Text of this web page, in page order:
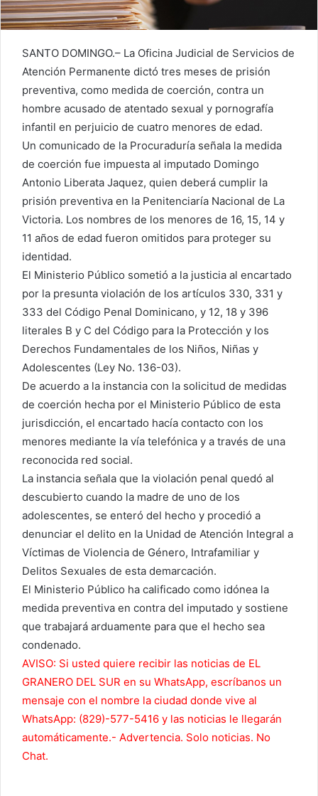
SANTO DOMINGO.– La Oficina Judicial de Servicios de
Atención Permanente dictó tres meses de prisión
preventiva, como medida de coerción, contra un
hombre acusado de atentado sexual y pornografía
infantil en perjuicio de cuatro menores de edad.
Un comunicado de la Procuraduría señala la medida
de coerción fue impuesta al imputado Domingo
Antonio Liberata Jaquez, quien deberá cumplir la
prisión preventiva en la Penitenciaría Nacional de La
Victoria. Los nombres de los menores de 16, 15, 14 y
11 años de edad fueron omitidos para proteger su
identidad.
El Ministerio Público sometió a la justicia al encartado
por la presunta violación de los artículos 330, 331 y
333 del Código Penal Dominicano, y 12, 18 y 396
literales B y C del Código para la Protección y los
Derechos Fundamentales de los Niños, Niñas y
Adolescentes (Ley No. 136-03).
De acuerdo a la instancia con la solicitud de medidas
de coerción hecha por el Ministerio Público de esta
jurisdicción, el encartado hacía contacto con los
menores mediante la vía telefónica y a través de una
reconocida red social.
La instancia señala que la violación penal quedó al
descubierto cuando la madre de uno de los
adolescentes, se enteró del hecho y procedió a
denunciar el delito en la Unidad de Atención Integral a
Víctimas de Violencia de Género, Intrafamiliar y
Delitos Sexuales de esta demarcación.
El Ministerio Público ha calificado como idónea la
medida preventiva en contra del imputado y sostiene
que trabajará arduamente para que el hecho sea
condenado.
AVISO: Si usted quiere recibir las noticias de EL
GRANERO DEL SUR en su WhatsApp, escríbanos un
mensaje con el nombre la ciudad donde vive al
WhatsApp: (829)-577-5416 y las noticias le llegarán
automáticamente.- Advertencia. Solo noticias. No
Chat.